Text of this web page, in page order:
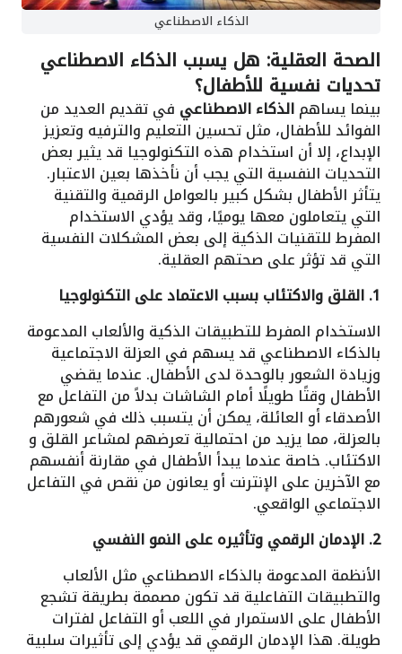
الذكاء الاصطناعي
الصحة العقلية: هل يسبب الذكاء الاصطناعي
تحديات نفسية للأطفال؟
بينما يساهمالذكاء الاصطناعي في تقديم العديد من
الفوائد للأطفال، مثل تحسين التعليم والترفيه وتعزيز
الإبداع، إلا أن استخدام هذه التكنولوجيا قد يثير بعض
التحديات النفسية التي يجب أن نأخذها بعين الاعتبار.
يتأثر الأطفال بشكل كبير بالعوامل الرقمية والتقنية
التي يتعاملون معها يوميًا، وقد يؤدي الاستخدام
المفرط للتقنيات الذكية إلى بعض المشكلات النفسية
التي قد تؤثر على صحتهم العقلية.
1. القلق والاكتئاب بسبب الاعتماد على التكنولوجيا
الاستخدام المفرط للتطبيقات الذكية والألعاب المدعومة
بالذكاء الاصطناعي قد يسهم في العزلة الاجتماعية
وزيادة الشعور بالوحدة لدى الأطفال. عندما يقضي
الأطفال وقتًا طويلًا أمام الشاشات بدلاً من التفاعل مع
الأصدقاء أو العائلة، يمكن أن يتسبب ذلك في شعورهم
بالعزلة، مما يزيد من احتمالية تعرضهم لمشاعر القلق و
الاكتئاب. خاصة عندما يبدأ الأطفال في مقارنة أنفسهم
مع الآخرين على الإنترنت أو يعانون من نقص في التفاعل
الاجتماعي الواقعي.
2. الإدمان الرقمي وتأثيره على النمو النفسي
الأنظمة المدعومة بالذكاء الاصطناعي مثل الألعاب
والتطبيقات التفاعلية قد تكون مصممة بطريقة تشجع
الأطفال على الاستمرار في اللعب أو التفاعل لفترات
طويلة. هذا الإدمان الرقمي قد يؤدي إلى تأثيرات سلبية